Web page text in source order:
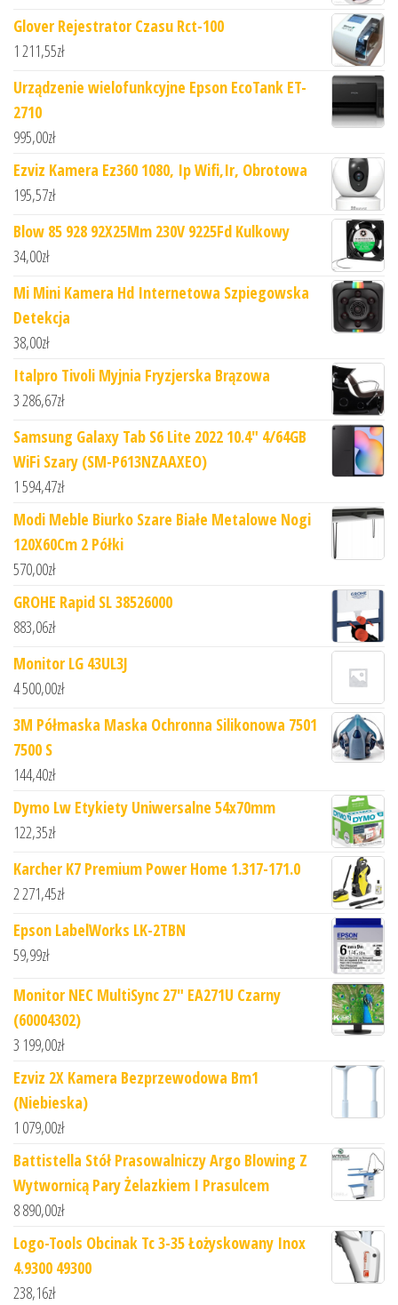
Glover Rejestrator Czasu Rct-100
1 211,55zł
Urządzenie wielofunkcyjne Epson EcoTank ET-
2710
995,00zł
Ezviz Kamera Ez360 1080, Ip Wifi,Ir, Obrotowa
195,57zł
Blow 85 928 92X25Mm 230V 9225Fd Kulkowy
34,00zł
Mi Mini Kamera Hd Internetowa Szpiegowska
Detekcja
38,00zł
Italpro Tivoli Myjnia Fryzjerska Brązowa
3 286,67zł
Samsung Galaxy Tab S6 Lite 2022 10.4" 4/64GB
WiFi Szary (SM-P613NZAAXEO)
1 594,47zł
Modi Meble Biurko Szare Białe Metalowe Nogi
120X60Cm 2 Półki
570,00zł
GROHE Rapid SL 38526000
883,06zł
Monitor LG 43UL3J
4 500,00zł
3M Półmaska Maska Ochronna Silikonowa 7501
7500 S
144,40zł
Dymo Lw Etykiety Uniwersalne 54x70mm
122,35zł
Karcher K7 Premium Power Home 1.317-171.0
2 271,45zł
Epson LabelWorks LK-2TBN
59,99zł
Monitor NEC MultiSync 27" EA271U Czarny
(60004302)
3 199,00zł
Ezviz 2X Kamera Bezprzewodowa Bm1
(Niebieska)
1 079,00zł
Battistella Stół Prasowalniczy Argo Blowing Z
Wytwornicą Pary Żelazkiem I Prasulcem
8 890,00zł
Logo-Tools Obcinak Tc 3-35 Łożyskowany Inox
4.9300 49300
238,16zł